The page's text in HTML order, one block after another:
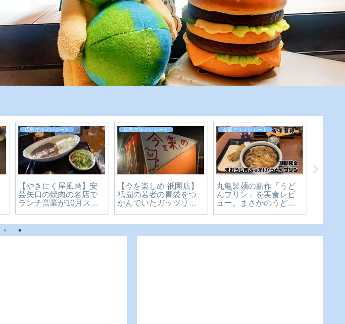
広島グルメレポート
【やきにく屋風磨】安
芸矢口の焼肉の名店で
ランチ営業が10月スタ
広島グルメレポート
【今を楽しめ 祇園店】
祇園の若者の胃袋をつ
かんでいたガッツリ二
全国グルメレポート
丸亀製麺の新作「うど
んプリン」を実食レビ
ュー。まさかのうどん×
ュー】